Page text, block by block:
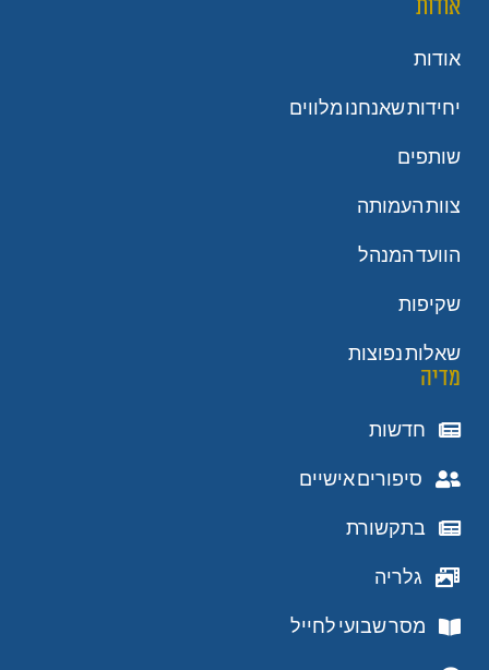
אודות
אודות
יחידות שאנחנו מלווים
שותפים
צוות העמותה
הוועד המנהל
שקיפות
שאלות נפוצות
מדיה
חדשות
סיפורים אישיים
בתקשורת
גלריה
מסר שבועי לחייל